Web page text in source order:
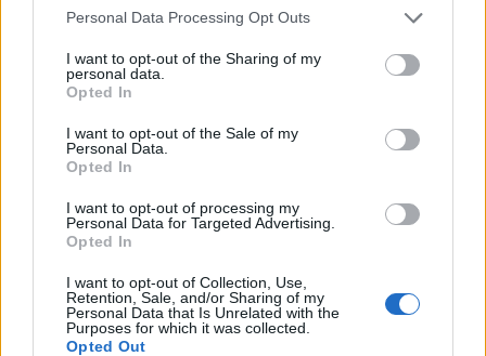
Please note that this website/app uses one or more Google
not limited to your visit or usage behaviour. You may click to
grant or deny consent to Google and its third-party tags to
use your data for below specified purposes in below Google
consent section.
Personal Data Processing Opt Outs
I want to opt-out of the Sharing of my
personal data.
Opted In
I want to opt-out of the Sale of my
Personal Data.
Opted In
I want to opt-out of processing my
Personal Data for Targeted Advertising.
Opted In
I want to opt-out of Collection, Use,
Retention, Sale, and/or Sharing of my
Personal Data that Is Unrelated with the
Purposes for which it was collected.
Opted Out
énergie pour soutenir l'idée du don de moelle
osseuse, éduquer, dissiper les mythes blessants et
inspirer d'autres personnes à devenir des donneurs
potentiels.
Soutien aux jeunes scientifiques
La transplantologie se développe grâce aux
médecins, aux donneurs de moelle osseuse, mais
aussi aux jeunes scientifiques, c'est pourquoi en
2024, pour la sixième fois, la Fondation FURM a